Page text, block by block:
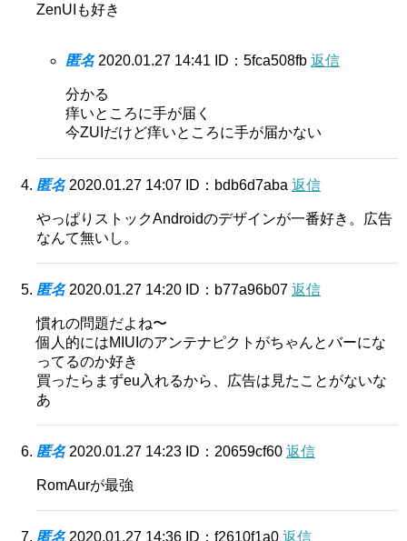
ZenUIも好き
匿名 2020.01.27 14:41 ID：5fca508fb 返信
分かる
痒いところに手が届く
今ZUIだけど痒いところに手が届かない
匿名 2020.01.27 14:07 ID：bdb6d7aba 返信
やっぱりストックAndroidのデザインが一番好き。広告
なんて無いし。
匿名 2020.01.27 14:20 ID：b77a96b07 返信
慣れの問題だよね〜
個人的にはMIUIのアンテナピクトがちゃんとバーにな
ってるのか好き
買ったらまずeu入れるから、広告は見たことがないな
あ
匿名 2020.01.27 14:23 ID：20659cf60 返信
RomAurが最強
匿名 2020.01.27 14:36 ID：f2610f1a0 返信